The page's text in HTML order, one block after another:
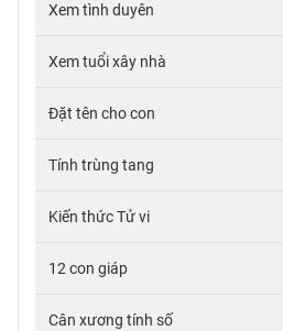
Xem tình duyên
Xem tuổi xây nhà
Đặt tên cho con
Tính trùng tang
Kiến thức Tử vi
12 con giáp
Cân xương tính số